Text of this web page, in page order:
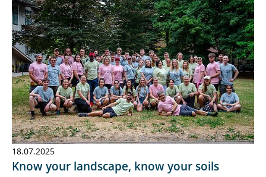
18.07.2025
Know your landscape, know your soils